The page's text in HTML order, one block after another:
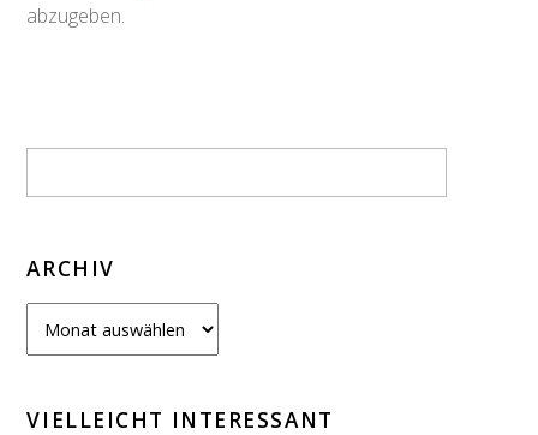
abzugeben.
ARCHIV
VIELLEICHT INTERESSANT